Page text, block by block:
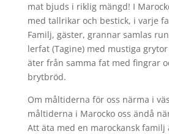
mat bjuds i riklig mängd! I
med tallrikar och bestick, i varje
Familj, gäster, grannar samlas
lerfat (Tagine) med mustiga
äter från samma fat med fingrar
brytbröd.
Om måltiderna för oss närma i
måltiderna i Marocko oss ändå
Att äta med en marockansk familj